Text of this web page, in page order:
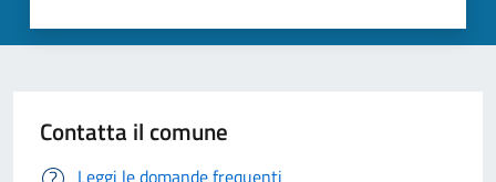
Contatta il comune